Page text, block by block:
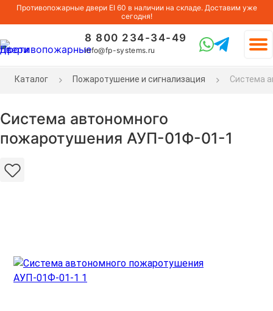
Противопожарные двери EI 60 в наличии на складе. Доставим уже
сегодня!
info@fp-systems.ru
8 800 234-34-49
Каталог Пожаротушение и сигнализация Система
Система автономного
пожаротушения АУП-01Ф-01-1